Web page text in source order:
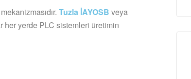
Tuzla İAYOSB veya
her yerde PLC sistemleri üretimin